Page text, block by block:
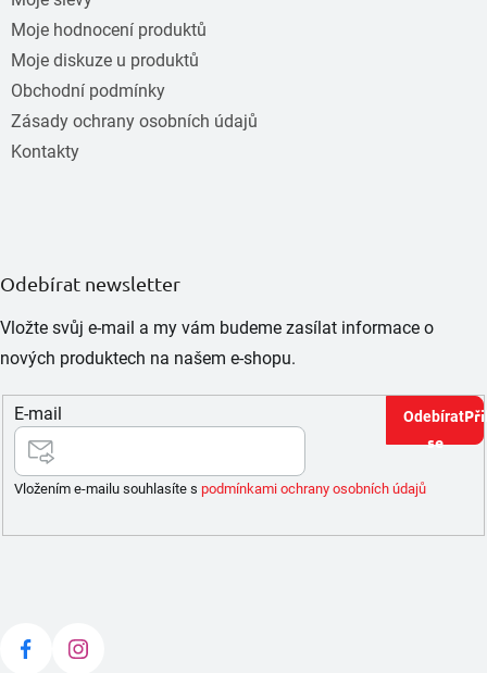
Moje hodnocení produktů
Moje diskuze u produktů
Obchodní podmínky
Zásady ochrany osobních údajů
Kontakty
Odebírat newsletter
Vložte svůj e-mail a my vám budeme zasílat informace o
nových produktech na našem e-shopu.
E-mail
Vložením e-mailu souhlasíte s podmínkami ochrany osobních údajů
se